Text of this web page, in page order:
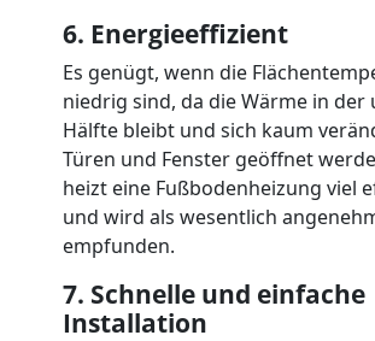
6. Energieeffizient
Es genügt, wenn die
niedrig sind, da die Wärme in der
Hälfte bleibt und sich kaum
Türen und Fenster geöffnet
heizt eine Fußbodenheizung viel
und wird als wesentlich
empfunden.
7. Schnelle und einfache
Installation